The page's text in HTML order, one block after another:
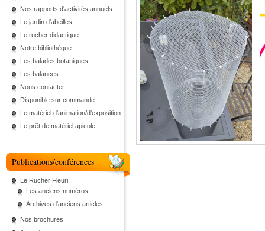
Nos rapports d'activités annuels
Le jardin d'abeilles
Le rucher didactique
Notre bibliothèque
Les balades botaniques
Les balances
Nous contacter
Disponible sur commande
Le matériel d'animation/d'exposition
Le prêt de matériel apicole
Publications/conférences
Le Rucher Fleuri
Les anciens numéros
Archives d'anciens articles
Nos brochures